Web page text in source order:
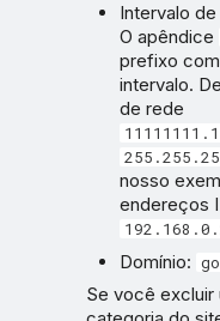
Intervalo
O apêndice
prefixo
intervalo.
de rede
nosso
endereços
Domínio:
Se você excluir